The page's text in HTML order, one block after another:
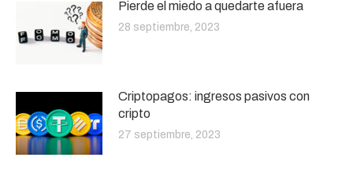
Pierde el miedo a quedarte afuera
28 septiembre, 2023
Criptopagos: ingresos pasivos con
cripto
27 septiembre, 2023